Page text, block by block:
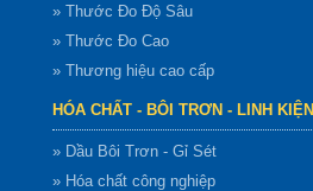
» Thước Đo Độ Sâu
» Thước Đo Cao
» Thương hiệu cao cấp
HÓA CHẤT - BÔI TRƠN - LINH KIỆN
» Dầu Bôi Trơn - Gỉ Sét
» Hóa chất công nghiệp